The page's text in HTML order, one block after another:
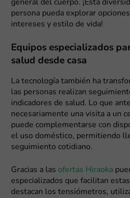
general del cuerpo. ¡Esta
persona pueda explorar
intereses y estilo de vida!
Equipos especializados
salud desde casa
La tecnología también ha
las personas realizan
indicadores de salud. Lo que
necesariamente una visita a un
puede complementarse con
el uso doméstico, permitiendo
seguimiento cotidiano.
Gracias a las ofertas Hiraoka
especializados que facilitan
destacan los tensiómetros,